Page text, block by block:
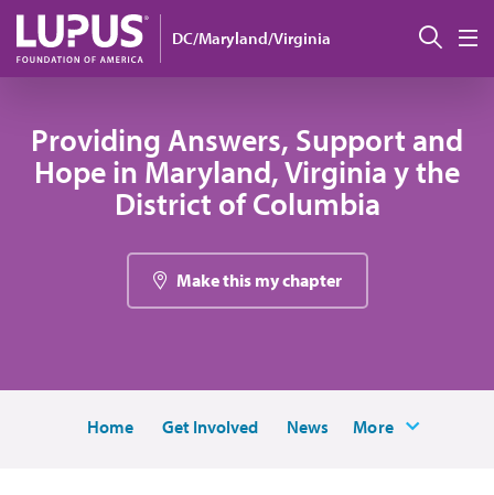
Pasar al contenido principal
DC/Maryland/Virginia
Providing Answers, Support and
Hope in Maryland, Virginia y the
District of Columbia
Make this my chapter
Home Get Involved News More